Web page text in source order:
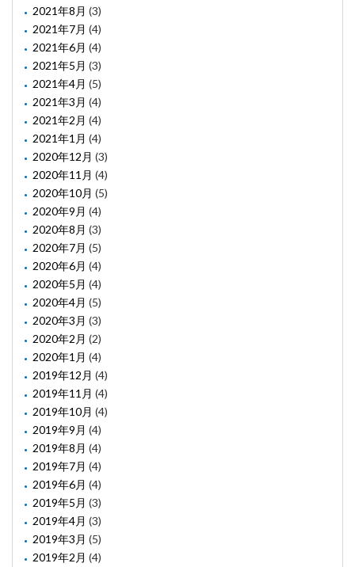
2021年8月 (3)
2021年7月 (4)
2021年6月 (4)
2021年5月 (3)
2021年4月 (5)
2021年3月 (4)
2021年2月 (4)
2021年1月 (4)
2020年12月 (3)
2020年11月 (4)
2020年10月 (5)
2020年9月 (4)
2020年8月 (3)
2020年7月 (5)
2020年6月 (4)
2020年5月 (4)
2020年4月 (5)
2020年3月 (3)
2020年2月 (2)
2020年1月 (4)
2019年12月 (4)
2019年11月 (4)
2019年10月 (4)
2019年9月 (4)
2019年8月 (4)
2019年7月 (4)
2019年6月 (4)
2019年5月 (3)
2019年4月 (3)
2019年3月 (5)
2019年2月 (4)